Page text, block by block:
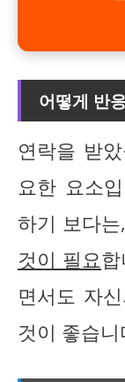
어떻게 반
연락을 받
요한 요소
하기 보다는,
것이 필요
면서도 자
것이 좋습니